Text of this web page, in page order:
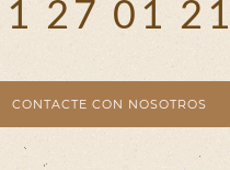
27 01 21
CONTACTE CON NOSOTROS